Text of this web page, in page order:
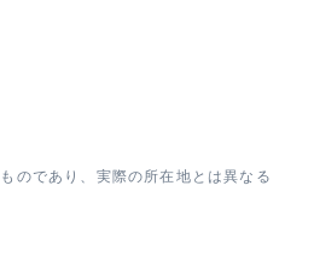
のであり、実際の所在地とは異なる